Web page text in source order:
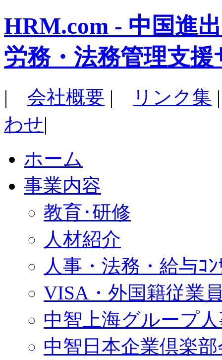
HRM.com - 中国進
労務・法務管理支援
| 会社概要 | リンク集
わせ|
ホーム
事業内容
教育･研修
人材紹介
人事・法務・給与ｺﾝ
VISA・外国籍従業
中智上海グループ
中智日本企業倶楽